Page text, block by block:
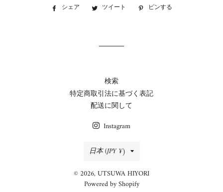
シェア
Facebookツイート
Twitter ピンする
検索
特定商取引法に基づく表記
配送に関して
Instagram
国/
地
域
日本 (JPY ¥)
© 2026, UTSUWA HIYORI
Powered by Shopify